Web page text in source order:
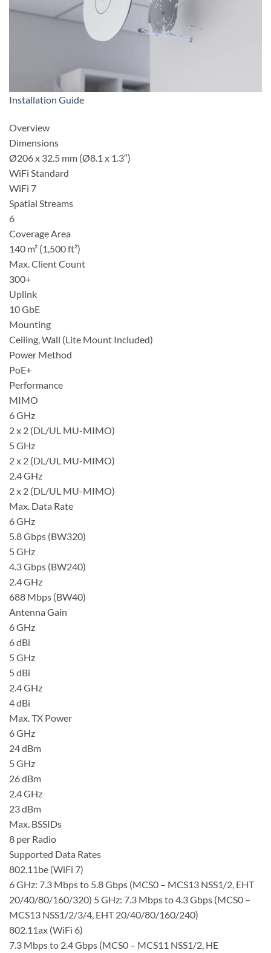
Installation Guide
Overview
Dimensions
Ø206 x 32.5 mm (Ø8.1 x 1.3″)
WiFi Standard
WiFi 7
Spatial Streams
6
Coverage Area
140 m² (1,500 ft²)
Max. Client Count
300+
Uplink
10 GbE
Mounting
Ceiling, Wall (Lite Mount Included)
Power Method
PoE+
Performance
MIMO
6 GHz
2 x 2 (DL/UL MU-MIMO)
5 GHz
2 x 2 (DL/UL MU-MIMO)
2.4 GHz
2 x 2 (DL/UL MU-MIMO)
Max. Data Rate
6 GHz
5.8 Gbps (BW320)
5 GHz
4.3 Gbps (BW240)
2.4 GHz
688 Mbps (BW40)
Antenna Gain
6 GHz
6 dBi
5 GHz
5 dBi
2.4 GHz
4 dBi
Max. TX Power
6 GHz
24 dBm
5 GHz
26 dBm
2.4 GHz
23 dBm
Max. BSSIDs
8 per Radio
Supported Data Rates
802.11be (WiFi 7)
6 GHz: 7.3 Mbps to 5.8 Gbps (MCS0 – MCS13 NSS1/2, EHT
20/40/80/160/320) 5 GHz: 7.3 Mbps to 4.3 Gbps (MCS0 –
MCS13 NSS1/2/3/4, EHT 20/40/80/160/240)
802.11ax (WiFi 6)
7.3 Mbps to 2.4 Gbps (MCS0 – MCS11 NSS1/2, HE